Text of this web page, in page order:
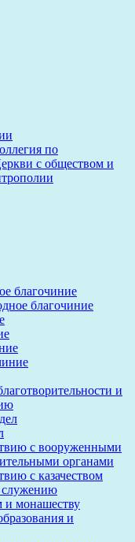
по
с обществом и
благочиние
благочиние
и
с вооруженными
органами
с казачеством
и монашеству
и